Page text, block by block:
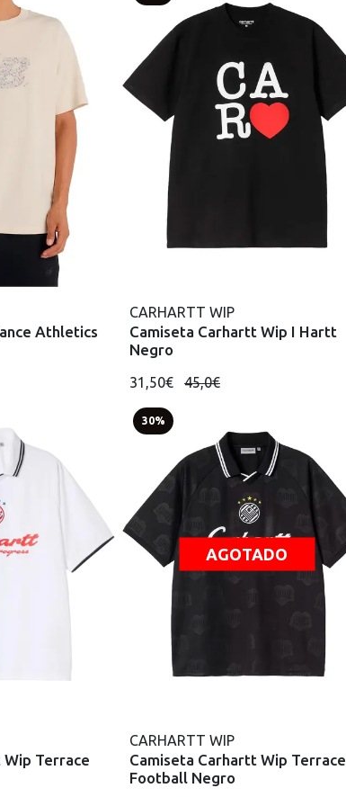
Athletics
CARHARTT WIP
Camiseta Carhartt Wip I Hartt
Negro
31,50€ 45,0€
Terrace
30%
AGOTADO
CARHARTT WIP
Camiseta Carhartt Wip Terrace
Football Negro